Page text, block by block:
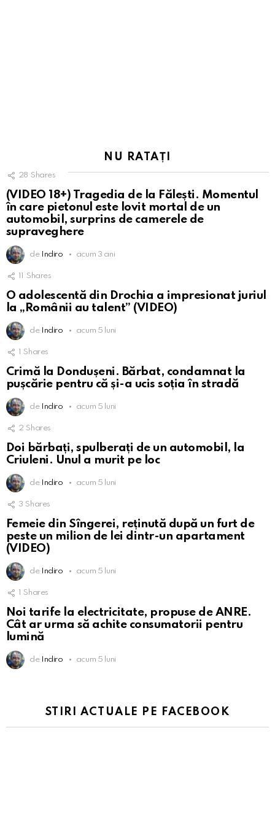
NU RATAȚI
28 Shares
(VIDEO 18+) Tragedia de la Fălești. Momentul
în care pietonul este lovit mortal de un
automobil, surprins de camerele de
supraveghere
de Indiro acum 3 ani
11 Shares
O adolescentă din Drochia a impresionat juriul
la „Românii au talent” (VIDEO)
de Indiro acum 5 luni
1 Shares
Crimă la Dondușeni. Bărbat, condamnat la
pușcărie pentru că și-a ucis soția în stradă
de Indiro acum 5 luni
2 Shares
Doi bărbați, spulberați de un automobil, la
Criuleni. Unul a murit pe loc
de Indiro acum 5 luni
3 Shares
Femeie din Sîngerei, reținută după un furt de
peste un milion de lei dintr-un apartament
(VIDEO)
de Indiro acum 5 luni
1 Shares
Noi tarife la electricitate, propuse de ANRE.
Cât ar urma să achite consumatorii pentru
lumină
de Indiro acum 5 luni
STIRI ACTUALE PE FACEBOOK